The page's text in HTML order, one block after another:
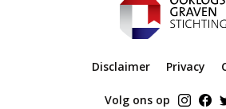
Disclaimer Privacy
Volg ons op